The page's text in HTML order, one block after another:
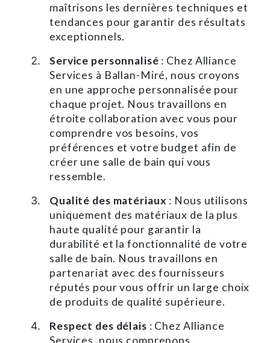
maîtrisons les dernières techniques et
tendances pour garantir des résultats
exceptionnels.
Service personnalisé : Chez Alliance
Services à Ballan-Miré, nous croyons
en une approche personnalisée pour
chaque projet. Nous travaillons en
étroite collaboration avec vous pour
comprendre vos besoins, vos
préférences et votre budget afin de
créer une salle de bain qui vous
ressemble.
Qualité des matériaux : Nous utilisons
uniquement des matériaux de la plus
haute qualité pour garantir la
durabilité et la fonctionnalité de votre
salle de bain. Nous travaillons en
partenariat avec des fournisseurs
réputés pour vous offrir un large choix
de produits de qualité supérieure.
Respect des délais : Chez Alliance
Services, nous comprenons